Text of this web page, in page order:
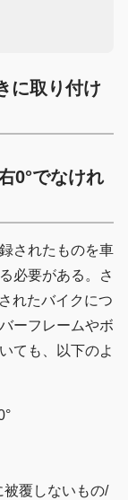
に取り付け
0°でなけれ
されたものを車
必要がある。さ
れたバイクにつ
ーフレームやボ
ても、以下のよ
覆しないもの/